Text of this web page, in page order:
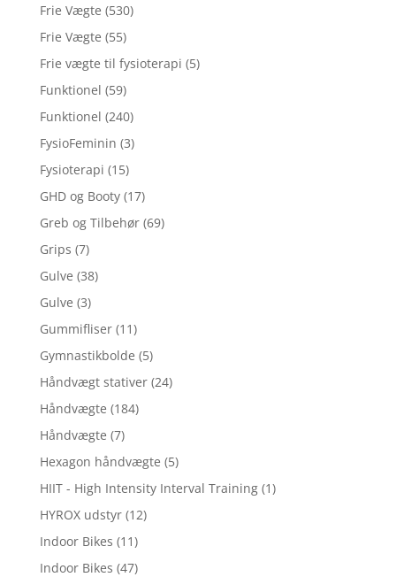
Frie Vægte (530)
Frie Vægte (55)
Frie vægte til fysioterapi (5)
Funktionel (59)
Funktionel (240)
FysioFeminin (3)
Fysioterapi (15)
GHD og Booty (17)
Greb og Tilbehør (69)
Grips (7)
Gulve (38)
Gulve (3)
Gummifliser (11)
Gymnastikbolde (5)
Håndvægt stativer (24)
Håndvægte (184)
Håndvægte (7)
Hexagon håndvægte (5)
HIIT - High Intensity Interval Training (1)
HYROX udstyr (12)
Indoor Bikes (11)
Indoor Bikes (47)